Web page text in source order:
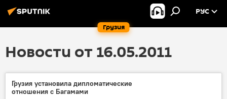
Грузия
РУС
Новости от 16.05.2011
Грузия установила дипломатические
отношения с Багамами